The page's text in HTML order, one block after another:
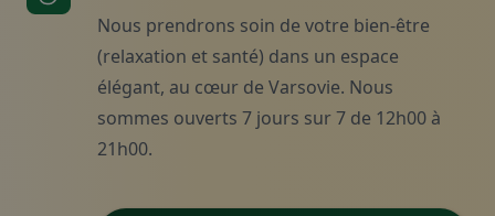
Faire une réservation, nous
Nous prendrons soin de votre bien-être
(relaxation et santé) dans un espace
élégant, au cœur de Varsovie. Nous
sommes ouverts 7 jours sur 7 de 12h00 à
21h00.